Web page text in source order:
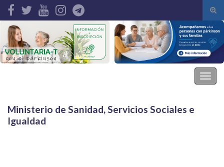
de
Search for:
Ministerio de Sanidad, Servicios Sociales e
Igualdad